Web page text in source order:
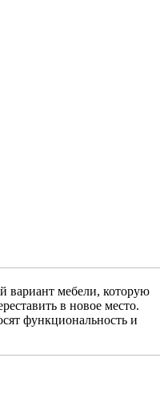
вариант мебели, которую
в новое место.
функциональность и